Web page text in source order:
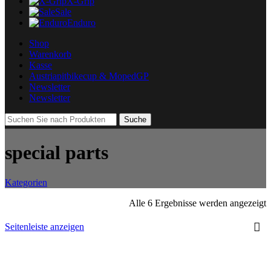
Sale
Enduro
Shop
Warenkorb
Kasse
Austriapitbikecup & MopedGP
Newsletter
Newsletter
Suche
special parts
Kategorien
Alle 6 Ergebnisse werden angezeigt
Seitenleiste anzeigen